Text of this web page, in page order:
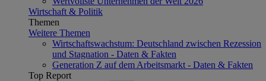
Wirtschaft & Politik
Themen
Weitere Themen
Wirtschaftswachstum: Deutschland zwischen Rezession
und Stagnation - Daten & Fakten
Generation Z auf dem Arbeitsmarkt - Daten & Fakten
Top Report